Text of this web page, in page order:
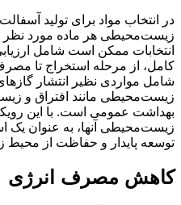
در انتخاب مواد برای تولید
زیست‌محیطی هر ماده مورد نظر
انتخابات ممکن است شامل
کامل، از مرحله استخراج تا
شامل مواردی نظیر انتشار
زیست‌محیطی مانند افتراق و
بهداشت عمومی است. با این
زیست‌محیطی آنها، به عنوان یک
توسعه پایدار و حفاظت از
کاهش مصرف انرژی